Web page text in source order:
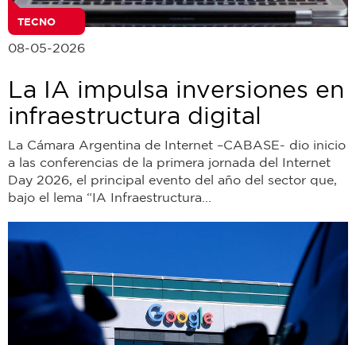
TECNO
08-05-2026
La IA impulsa inversiones en
infraestructura digital
La Cámara Argentina de Internet –CABASE- dio inicio
a las conferencias de la primera jornada del Internet
Day 2026, el principal evento del año del sector que,
bajo el lema “IA Infraestructura...